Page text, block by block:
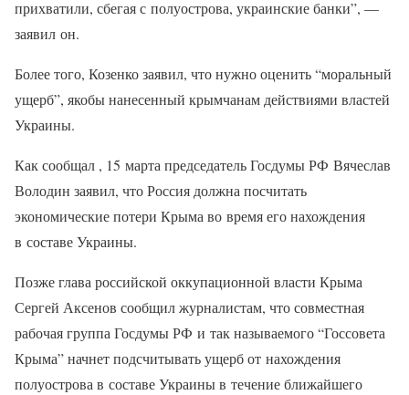
прихватили, сбегая с полуострова, украинские банки”, —
заявил он.
Более того, Козенко заявил, что нужно оценить “моральный
ущерб”, якобы нанесенный крымчанам действиями властей
Украины.
Как сообщал , 15 марта председатель Госдумы РФ Вячеслав
Володин заявил, что Россия должна посчитать
экономические потери Крыма во время его нахождения
в составе Украины.
Позже глава российской оккупационной власти Крыма
Сергей Аксенов сообщил журналистам, что совместная
рабочая группа Госдумы РФ и так называемого “Госсовета
Крыма” начнет подсчитывать ущерб от нахождения
полуострова в составе Украины в течение ближайшего